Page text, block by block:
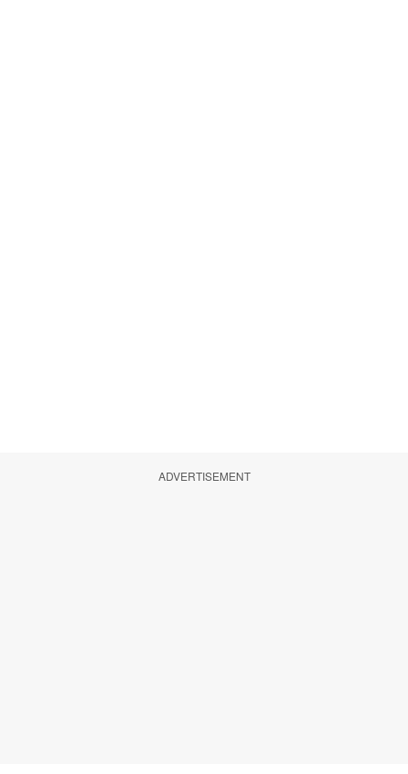
ADVERTISEMENT